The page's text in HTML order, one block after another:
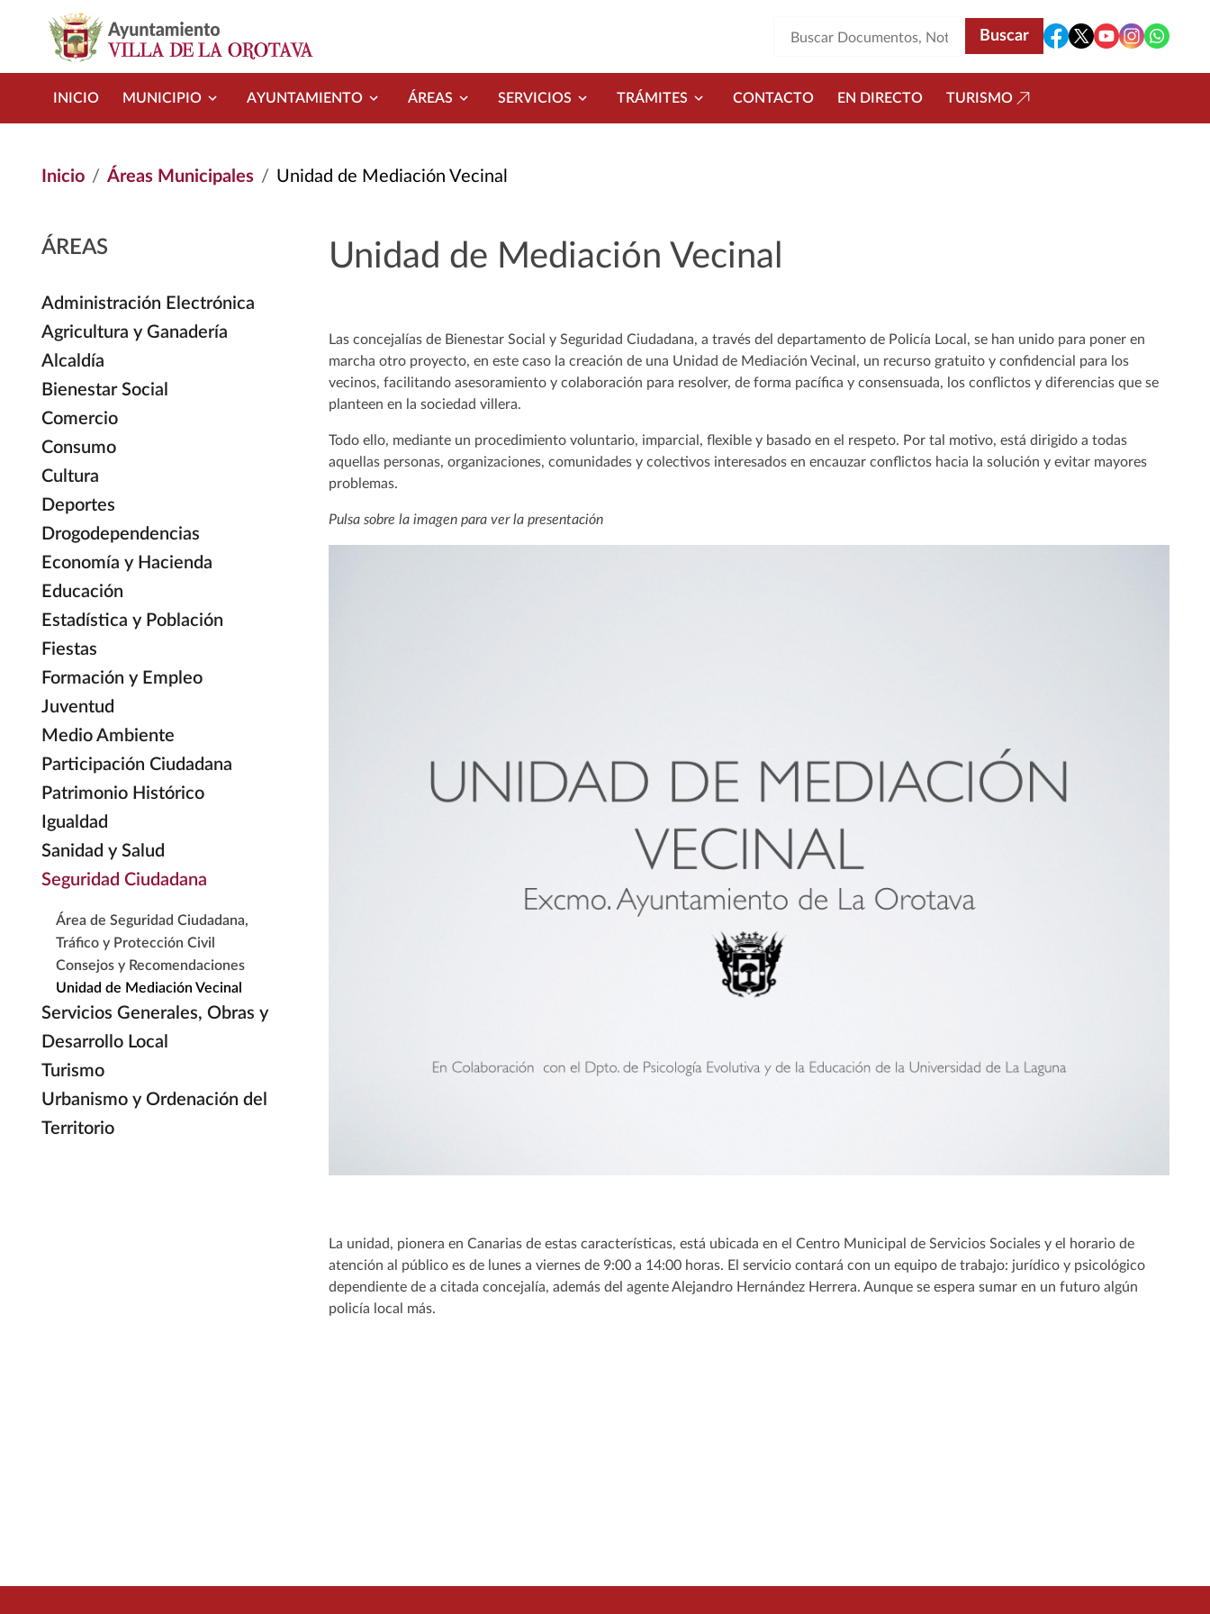
INICIO MUNICIPIO AYUNTAMIENTO ÁREAS SERVICIOS TRÁMITES CONTACTO EN DIRECTO TURISMO
Inicio Áreas Municipales Unidad de Mediación Vecinal
ÁREAS
Administración Electrónica
Agricultura y Ganadería
Alcaldía
Bienestar Social
Comercio
Consumo
Cultura
Deportes
Drogodependencias
Economía y Hacienda
Educación
Estadística y Población
Fiestas
Formación y Empleo
Juventud
Medio Ambiente
Participación Ciudadana
Patrimonio Histórico
Igualdad
Sanidad y Salud
Seguridad Ciudadana
Área de Seguridad Ciudadana,
Tráfico y Protección Civil
Consejos y Recomendaciones
Unidad de Mediación Vecinal
Servicios Generales, Obras y
Desarrollo Local
Turismo
Urbanismo y Ordenación del
Territorio
Unidad de Mediación Vecinal
Las concejalías de Bienestar Social y Seguridad Ciudadana, a través del departamento de Policía Local, se han unido para poner en
marcha otro proyecto, en este caso la creación de una Unidad de Mediación Vecinal, un recurso gratuito y confidencial para los
vecinos, facilitando asesoramiento y colaboración para resolver, de forma pacífica y consensuada, los conflictos y diferencias que se
planteen en la sociedad villera.
Todo ello, mediante un procedimiento voluntario, imparcial, flexible y basado en el respeto. Por tal motivo, está dirigido a todas
aquellas personas, organizaciones, comunidades y colectivos interesados en encauzar conflictos hacia la solución y evitar mayores
problemas.
Pulsa sobre la imagen para ver la presentación
La unidad, pionera en Canarias de estas características, está ubicada en el Centro Municipal de Servicios Sociales y el horario de
atención al público es de lunes a viernes de 9:00 a 14:00 horas. El servicio contará con un equipo de trabajo: jurídico y psicológico
dependiente de a citada concejalía, además del agente Alejandro Hernández Herrera. Aunque se espera sumar en un futuro algún
policía local más.